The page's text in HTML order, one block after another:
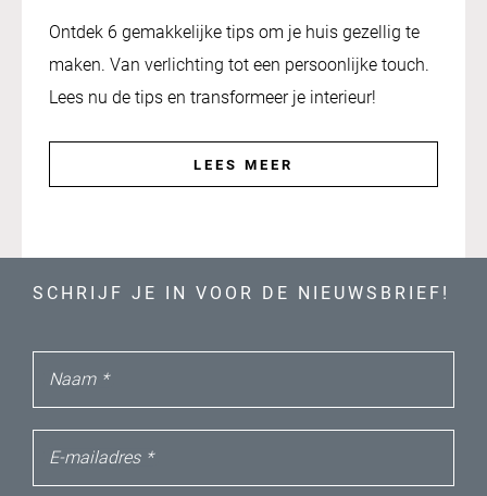
Ontdek 6 gemakkelijke tips om je huis gezellig te
maken. Van verlichting tot een persoonlijke touch.
Lees nu de tips en transformeer je interieur!
LEES MEER
SCHRIJF JE IN VOOR DE NIEUWSBRIEF!
Naam *
E-mailadres *